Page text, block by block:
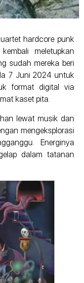
hardcore punk
meletupkan
sudah mereka beri
7 Juni 2024 untuk
format digital via
kaset pita.
lewat musik dan
mengeksplorasi
Energinya
dalam tatanan